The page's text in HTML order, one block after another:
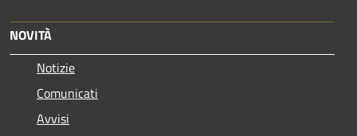
NOVITÀ
Notizie
Comunicati
Avvisi